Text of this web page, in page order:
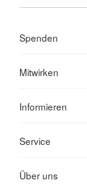
Spenden
Mitwirken
Informieren
Service
Über uns